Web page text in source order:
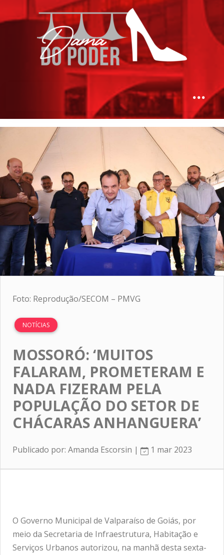
Foto: Reprodução/SECOM – PMVG
NOTÍCIAS
MOSSORÓ: ‘MUITOS
FALARAM, PROMETERAM E
NADA FIZERAM PELA
POPULAÇÃO DO SETOR DE
CHÁCARAS ANHANGUERA’
Publicado por: Amanda Escorsin | 1 mar 2023
O Governo Municipal de Valparaíso de Goiás, por
meio da Secretaria de Infraestrutura, Habitação e
Serviços Urbanos autorizou, na manhã desta sexta-